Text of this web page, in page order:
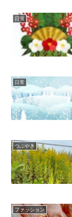
日常
日常
つぶやき
ファッション